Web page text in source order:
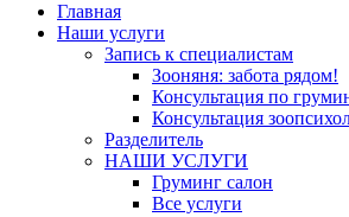
Главная
Наши услуги
Запись к специалистам
Зооняня: забота рядом!
Консультация по
Консультация
Pазделитель
НАШИ УСЛУГИ
Груминг салон
Все услуги